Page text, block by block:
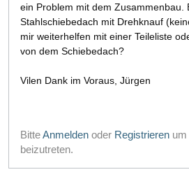
ein Problem mit dem Zusammenbau.
Stahlschiebedach mit Drehknauf
mir weiterhelfen mit einer Teileliste
von dem Schiebedach?
Vilen Dank im Voraus, Jürgen
BitteAnmelden oder Registrieren
beizutreten.